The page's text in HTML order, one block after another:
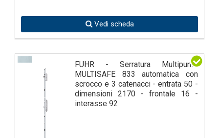
Vedi scheda
FUHR - Serratura Multipunto
MULTISAFE 833 automatica con
scrocco e 3 catenacci - entrata 50 -
dimensioni 2170 - frontale 16 -
interasse 92